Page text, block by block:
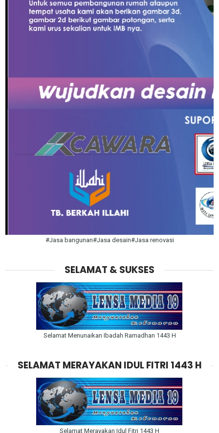
#Jasa bangunan#Jasa desain#Jasa renovasi
SELAMAT & SUKSES
Selamat Menunaikan Ibadah Ramadhan 1443 H
SELAMAT MERAYAKAN IDUL FITRI 1443 H
Selamat Merayakan Idul Fitri 1443 H